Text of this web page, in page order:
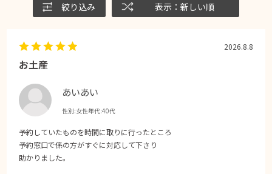
絞り込み 表示：新しい順
お土産
あいあい
性別:女性年代:40代
2026.8.8
予約していたものを時間に取りに行ったところ
予約窓口で係の方がすぐに対応して下さり
助かりました。